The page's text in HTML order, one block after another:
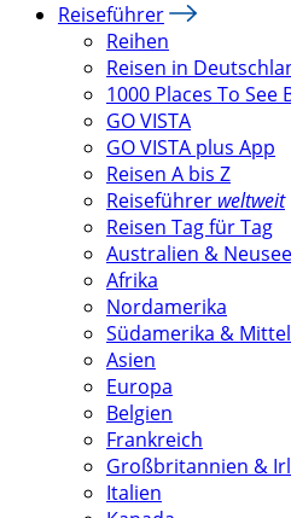
Reiseführer
Reihen
Reisen in
1000 Places To See
GO VISTA
GO VISTA plus App
Reisen A bis Z
Reiseführer weltweit
Reisen Tag für Tag
Australien &
Afrika
Nordamerika
Südamerika &
Asien
Europa
Belgien
Frankreich
Großbritannien &
Italien